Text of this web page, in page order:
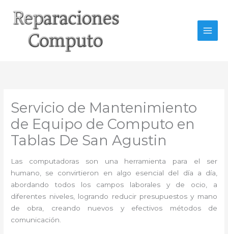
contenido
Servicio de Mantenimiento
de Equipo de Computo en
Tablas De San Agustin
Las computadoras son una herramienta para el ser
humano, se convirtieron en algo esencial del día a día,
abordando todos los campos laborales y de ocio, a
diferentes niveles, logrando reducir presupuestos y mano
de obra, creando nuevos y efectivos métodos de
comunicación.